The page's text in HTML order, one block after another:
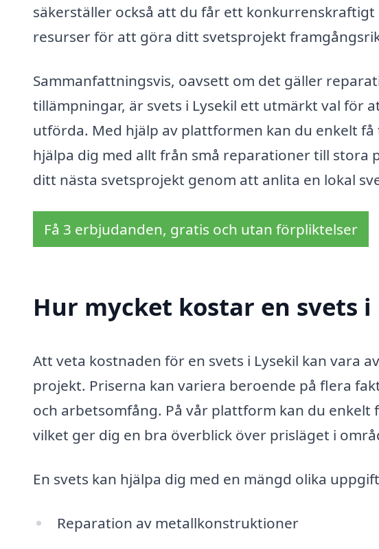
säkerställer också att du får ett
resurser för att göra ditt svetsprojekt
Sammanfattningsvis, oavsett om det gäller
tillämpningar, är svets i Lysekil ett utmärkt val för
utförda. Med hjälp av plattformen kan du enkelt
hjälpa dig med allt från små reparationer till stora
ditt nästa svetsprojekt genom att anlita en lokal
Få 3 erbjudanden, gratis och utan förpliktelser
Hur mycket kostar en svets i
Att veta kostnaden för en svets i Lysekil kan vara
projekt. Priserna kan variera beroende på flera
och arbetsomfång. På vår plattform kan du
vilket ger dig en bra överblick över prisläget i
En svets kan hjälpa dig med en mängd olika
Reparation av metallkonstruktioner